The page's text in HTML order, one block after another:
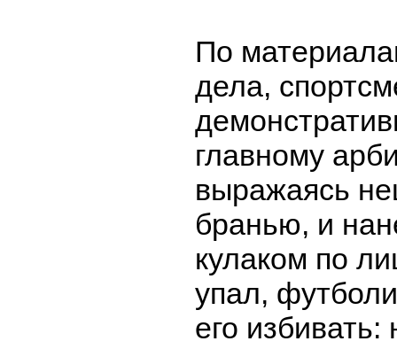
По
дела,
главному
выражаясь
бранью, и
кулаком по
упал,
его избивать: